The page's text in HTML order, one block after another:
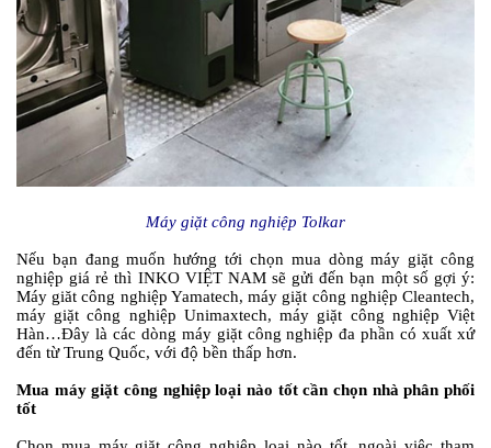
Máy giặt công nghiệp Tolkar
Nếu bạn đang muốn hướng tới chọn mua dòng máy giặt công
nghiệp giá rẻ thì INKO VIỆT NAM sẽ gửi đến bạn một số gợi ý:
Máy giăt công nghiệp Yamatech, máy giặt công nghiệp Cleantech,
máy giặt công nghiệp Unimaxtech, máy giặt công nghiệp Việt
Hàn…Đây là các dòng máy giặt công nghiệp đa phần có xuất xứ
đến từ Trung Quốc, với độ bền thấp hơn.
Mua máy giặt công nghiệp loại nào tốt cần chọn nhà phân phối
tốt